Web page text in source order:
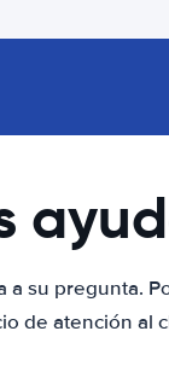
su pregunta.
de atención al